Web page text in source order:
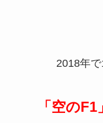
2018年
「空のF1」